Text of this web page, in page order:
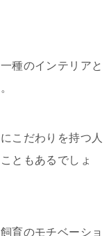
種のインテリアと
こだわりを持つ人
ともあるでしょ
育のモチベーショ